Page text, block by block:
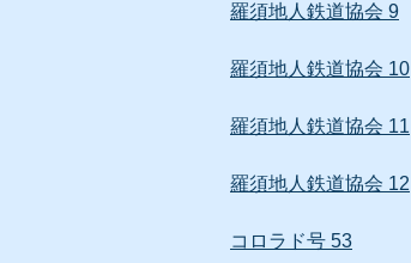
羅須地人鉄道協会 9
羅須地人鉄道協会 10
羅須地人鉄道協会 11
羅須地人鉄道協会 12
コロラド号 53